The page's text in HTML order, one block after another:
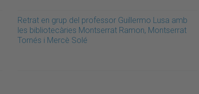
Retrat en grup del professor Guillermo Lusa amb
les bibliotecàries Montserrat Ramon, Montserrat
Tornés i Mercè Solé